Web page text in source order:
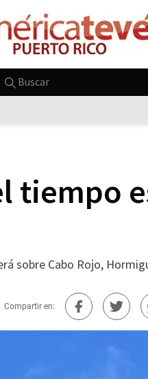
Buscar
tiempo
sobre Cabo Rojo,
Compartir en: